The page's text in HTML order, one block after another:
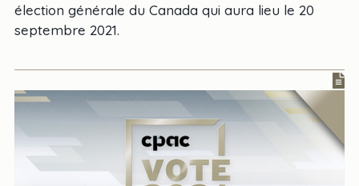
élection générale du Canada qui aura lieu le 20
septembre 2021.